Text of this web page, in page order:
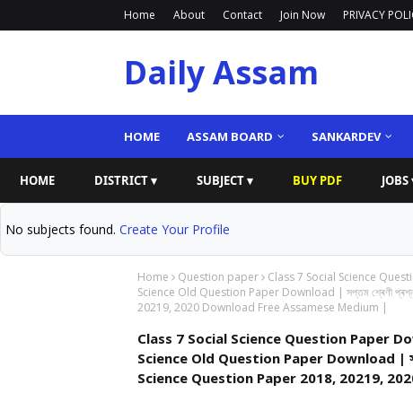
Home About Contact Join Now PRIVACY
Daily Assam
HOME ASSAM BOARD SANKARDEV
HOME DISTRICT ▾ SUBJECT ▾ BUY PDF JOBS
No subjects found. Create Your Profile
Home Question paper
Class 7 Social Science
Science Old Question Paper Download | সপ্তম শ্ৰেণী
20219, 2020 Download Free Assamese Medium |
Class 7 Social Science Question Paper
Science Old Question Paper Download | সপ্তম
Science Question Paper 2018, 20219,